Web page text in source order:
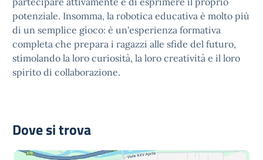
potenziale. Insomma, la robotica educativa è molto più
di un semplice gioco: è un'esperienza formativa
completa che prepara i ragazzi alle sfide del futuro,
stimolando la loro curiosità, la loro creatività e il loro
spirito di collaborazione.
Dove si trova